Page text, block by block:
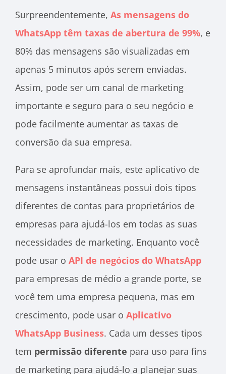
Surpreendentemente, As mensagens do
WhatsApp têm taxas de abertura de 99%, e
80% das mensagens são visualizadas em
apenas 5 minutos após serem enviadas.
Assim, pode ser um canal de marketing
importante e seguro para o seu negócio e
pode facilmente aumentar as taxas de
conversão da sua empresa.
Para se aprofundar mais, este aplicativo de
mensagens instantâneas possui dois tipos
diferentes de contas para proprietários de
empresas para ajudá-los em todas as suas
necessidades de marketing. Enquanto você
pode usar o API de negócios do WhatsApp
para empresas de médio a grande porte, se
você tem uma empresa pequena, mas em
crescimento, pode usar o Aplicativo
WhatsApp Business. Cada um desses tipos
tem permissão diferente para uso para fins
de marketing para ajudá-lo a planejar suas